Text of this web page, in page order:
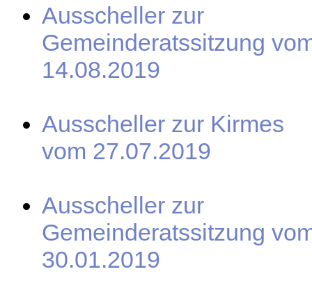
Ausscheller zur
Gemeinderatssitzung
14.08.2019
Ausscheller zur Kirmes
vom 27.07.2019
Ausscheller zur
Gemeinderatssitzung
30.01.2019